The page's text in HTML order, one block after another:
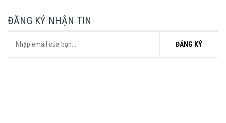
ĐĂNG KÝ NHẬN TIN
ĐĂNG KÝ